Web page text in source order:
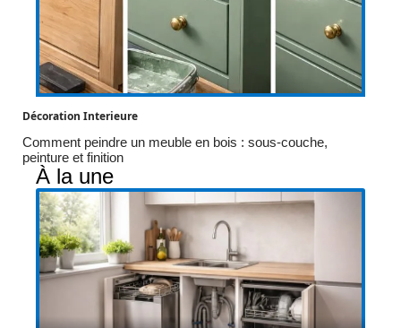
Décoration Interieure
Comment peindre un meuble en bois : sous-couche,
peinture et finition
À la une